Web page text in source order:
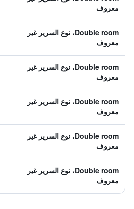
معروف
Double room، نوع السرير غير
معروف
Double room، نوع السرير غير
معروف
Double room، نوع السرير غير
معروف
Double room، نوع السرير غير
معروف
Double room، نوع السرير غير
معروف